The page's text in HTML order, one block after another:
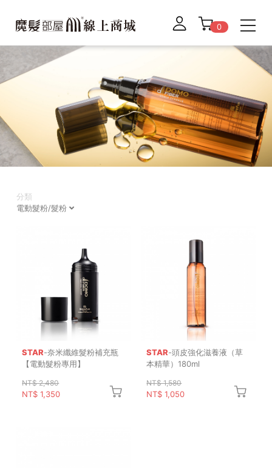
0
分類
電動髮粉/髮粉
STAR-奈米纖維髮粉補充瓶
【電動髮粉專用】
NT$ 2,480
NT$ 1,350
STAR-頭皮強化滋養液（草
本精華）180ml
NT$ 1,580
NT$ 1,050